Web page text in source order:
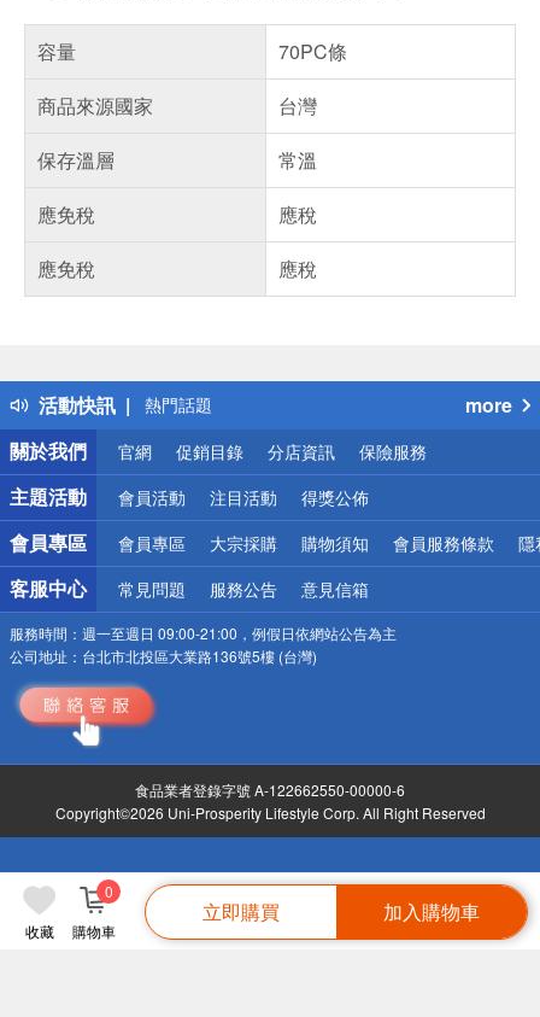
收藏 購物車
0
立即購買 加入購物車
容量
70PC條
商品來源國家
台灣
保存溫層
常溫
應免稅
應稅
應免稅
應稅
活動快訊
得獎公告
熱門話題
銀行優惠
偏遠地區配送
詐騙網頁！請小心！
more
關於我們
官網 促銷目錄 分店資訊 保險服務
主題活動 會員活動 注目活動 得獎公佈
會員專區 會員專區 大宗採購 購物須知 會員服務條款 隱
客服中心 常見問題 服務公告 意見信箱
服務時間： 週一至週日 09:00-21:00，例假日依網站公告為主
公司地址： 台北市北投區大業路136號5樓 (台灣)
食品業者登錄字號 A-122662550-00000-6
Copyright©2026 Uni-Prosperity Lifestyle Corp. All Right Reserved